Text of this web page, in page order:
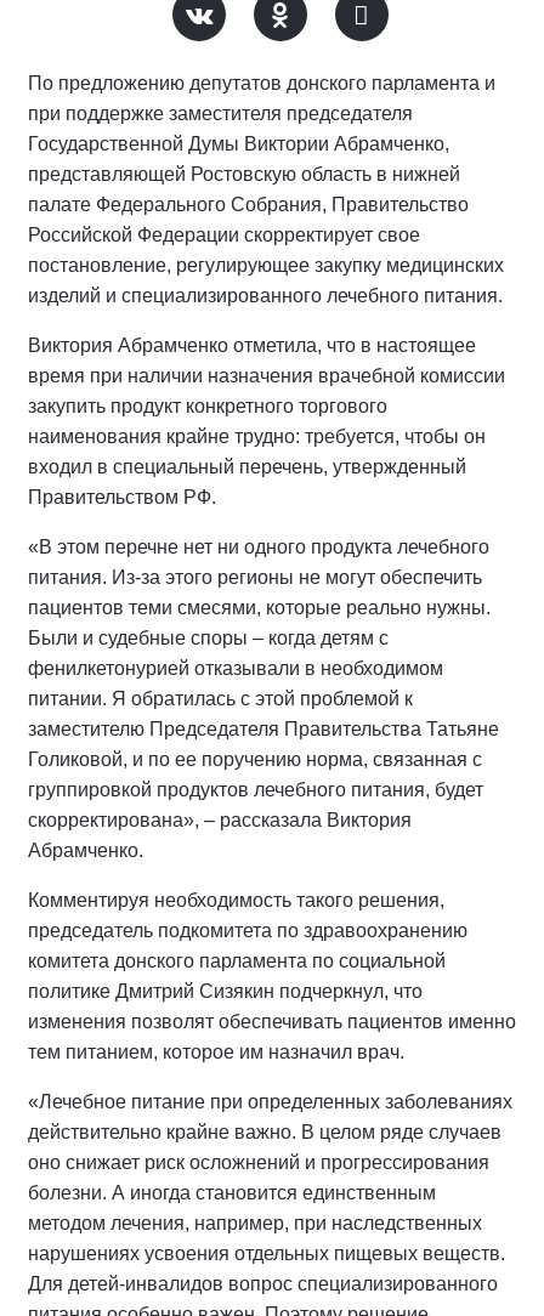
По предложению депутатов донского парламента и
при поддержке заместителя председателя
Государственной Думы Виктории Абрамченко,
представляющей Ростовскую область в нижней
палате Федерального Собрания, Правительство
Российской Федерации скорректирует свое
постановление, регулирующее закупку медицинских
изделий и специализированного лечебного питания.
Виктория Абрамченко отметила, что в настоящее
время при наличии назначения врачебной комиссии
закупить продукт конкретного торгового
наименования крайне трудно: требуется, чтобы он
входил в специальный перечень, утвержденный
Правительством РФ.
«В этом перечне нет ни одного продукта лечебного
питания. Из-за этого регионы не могут обеспечить
пациентов теми смесями, которые реально нужны.
Были и судебные споры – когда детям с
фенилкетонурией отказывали в необходимом
питании. Я обратилась с этой проблемой к
заместителю Председателя Правительства Татьяне
Голиковой, и по ее поручению норма, связанная с
группировкой продуктов лечебного питания, будет
скорректирована», – рассказала Виктория
Абрамченко.
Комментируя необходимость такого решения,
председатель подкомитета по здравоохранению
комитета донского парламента по социальной
политике Дмитрий Сизякин подчеркнул, что
изменения позволят обеспечивать пациентов именно
тем питанием, которое им назначил врач.
«Лечебное питание при определенных заболеваниях
действительно крайне важно. В целом ряде случаев
оно снижает риск осложнений и прогрессирования
болезни. А иногда становится единственным
методом лечения, например, при наследственных
нарушениях усвоения отдельных пищевых веществ.
Для детей-инвалидов вопрос специализированного